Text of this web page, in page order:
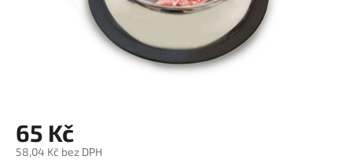
65 Kč
58,04 Kč bez DPH